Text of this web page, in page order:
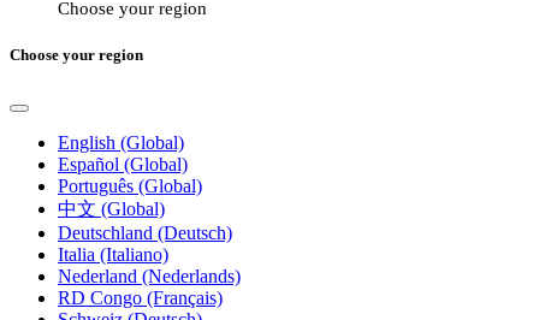
Choose your region
Choose your region
English (Global)
Español (Global)
Português (Global)
中文 (Global)
Deutschland (Deutsch)
Italia (Italiano)
Nederland (Nederlands)
RD Congo (Français)